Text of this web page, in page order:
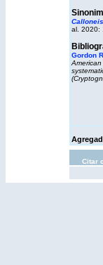
al. 2020:
Gordon
Citar